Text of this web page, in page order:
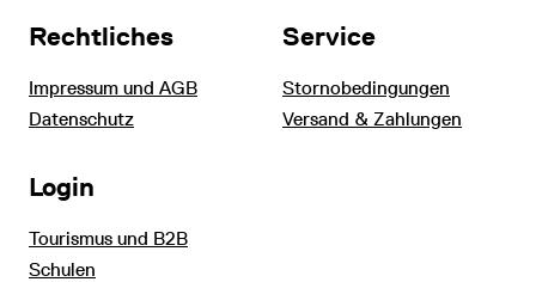
Rechtliches
Impressum und AGB
Datenschutz
Service
Stornobedingungen
Versand & Zahlungen
Login
Tourismus und B2B
Schulen